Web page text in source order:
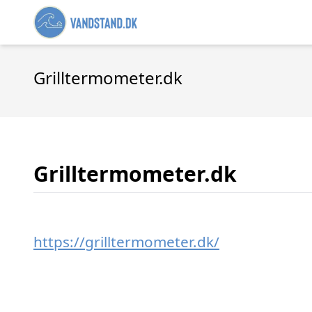
Grilltermometer.dk
Grilltermometer.dk
https://grilltermometer.dk/